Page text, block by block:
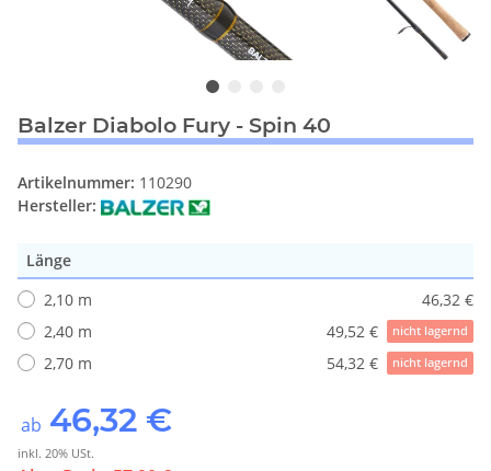
Balzer Diabolo Fury - Spin 40
Artikelnummer: 110290
Hersteller:
Länge
2,10 m
46,32 €
2,40 m
49,52 € nicht lagernd
2,70 m 54,32 € nicht lagernd
ab 46,32 €
inkl. 20% USt.